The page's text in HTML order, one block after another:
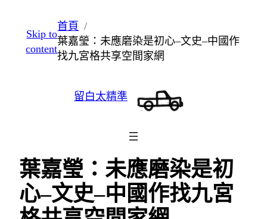
至
主
Skip to
content
首頁
葉嘉瑩：未應磨染是初心–文史–中國作
找九宮格共享空間家網
留白太精準
葉嘉瑩：未應磨染是初
心–文史–中國作找九宮